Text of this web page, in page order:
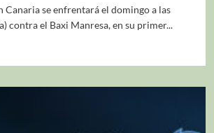
Canaria se enfrentará el domingo a las
contra el Baxi Manresa, en su primer...